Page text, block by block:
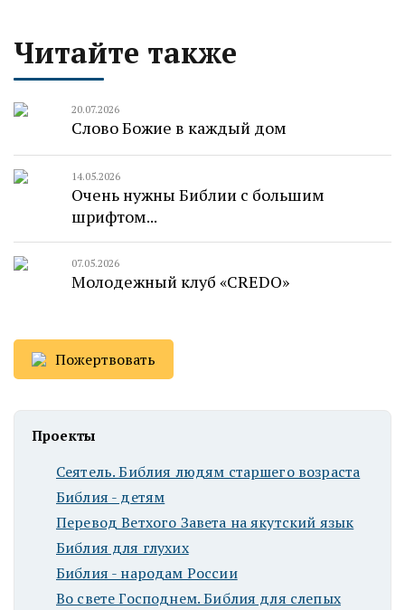
Читайте также
20.07.2026
Слово Божие в каждый дом
14.05.2026
Очень нужны Библии с большим
шрифтом...
07.05.2026
Молодежный клуб «CREDO»
Пожертвовать
Проекты
Сеятель. Библия людям старшего возраста
Библия - детям
Перевод Ветхого Завета на якутский язык
Библия для глухих
Библия - народам России
Во свете Господнем. Библия для слепых